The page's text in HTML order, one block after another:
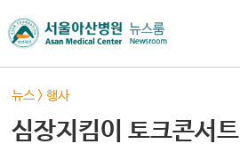
뉴스 >행사
심장지킴이 토크콘서트